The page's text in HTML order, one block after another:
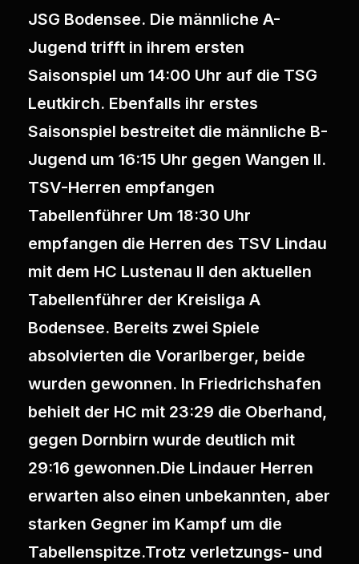
JSG Bodensee. Die männliche A-
Jugend trifft in ihrem ersten
Saisonspiel um 14:00 Uhr auf die TSG
Leutkirch. Ebenfalls ihr erstes
Saisonspiel bestreitet die männliche B-
Jugend um 16:15 Uhr gegen Wangen II.
TSV-Herren empfangen
Tabellenführer Um 18:30 Uhr
empfangen die Herren des TSV Lindau
mit dem HC Lustenau II den aktuellen
Tabellenführer der Kreisliga A
Bodensee. Bereits zwei Spiele
absolvierten die Vorarlberger, beide
wurden gewonnen. In Friedrichshafen
behielt der HC mit 23:29 die Oberhand,
gegen Dornbirn wurde deutlich mit
29:16 gewonnen.Die Lindauer Herren
erwarten also einen unbekannten, aber
starken Gegner im Kampf um die
Tabellenspitze.Trotz verletzungs- und